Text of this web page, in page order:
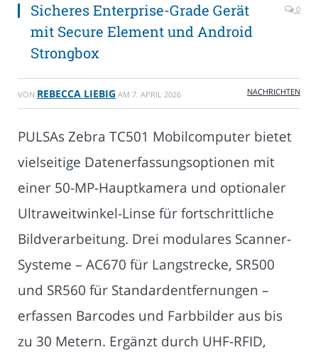
Sicheres Enterprise-Grade Gerät
mit Secure Element und Android
Strongbox
0
VON REBECCA LIEBIG AM 7. APRIL 2026 NACHRICHTEN
PULSAs Zebra TC501 Mobilcomputer bietet
vielseitige Datenerfassungsoptionen mit
einer 50-MP-Hauptkamera und optionaler
Ultraweitwinkel-Linse für fortschrittliche
Bildverarbeitung. Drei modulares Scanner-
Systeme – AC670 für Langstrecke, SR500
und SR560 für Standardentfernungen –
erfassen Barcodes und Farbbilder aus bis
zu 30 Metern. Ergänzt durch UHF-RFID,